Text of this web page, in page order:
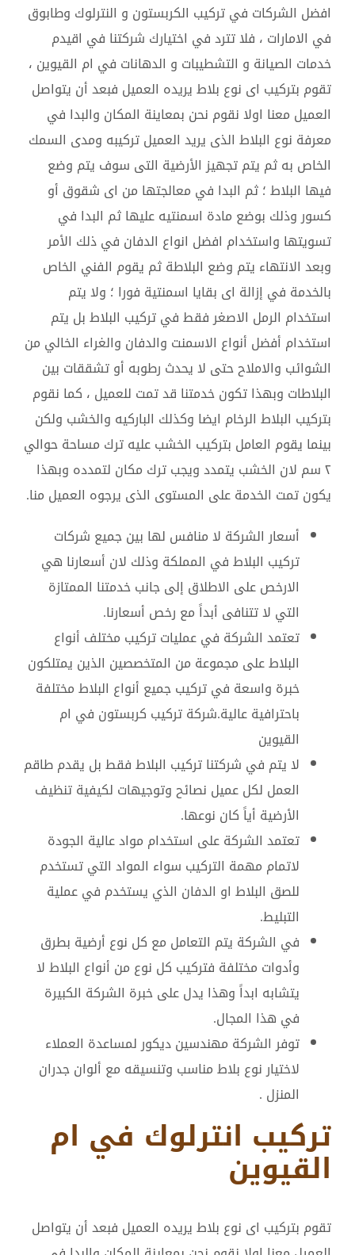
افضل الشركات في تركيب الكربستون و النترلوك وطابوق
في الامارات ، فلا تترد في اختيارك شركتنا في اقيدم
خدمات الصيانة و التشطيبات و الدهانات في ام القيوين ،
تقوم بتركيب اى نوع بلاط يريده العميل فبعد أن يتواصل
العميل معنا اولا نقوم نحن بمعاينة المكان والبدا في
معرفة نوع البلاط الذى يريد العميل تركيبه ومدى السمك
الخاص به ثم يتم تجهيز الأرضية التى سوف يتم وضع
فيها البلاط ؛ ثم البدا في معالجتها من اى شقوق أو
كسور وذلك بوضع مادة اسمنتيه عليها ثم البدا في
تسويتها واستخدام افضل انواع الدفان في ذلك الأمر
وبعد الانتهاء يتم وضع البلاطة ثم يقوم الفني الخاص
بالخدمة في إزالة اى بقايا اسمنتية فورا ؛ ولا يتم
استخدام الرمل الاصغر فقط في تركيب البلاط بل يتم
استخدام أفضل أنواع الاسمنت والدفان والغراء الخالي من
الشوائب والاملاح حتى لا يحدث رطوبه أو تشققات بين
البلاطات وبهذا تكون خدمتنا قد تمت للعميل ، كما نقوم
بتركيب البلاط الرخام ايضا وكذلك الباركيه والخشب ولكن
بينما يقوم العامل بتركيب الخشب عليه ترك مساحة حوالي
٢ سم لان الخشب يتمدد ويجب ترك مكان لتمدده وبهذا
يكون تمت الخدمة على المستوى الذى يرجوه العميل منا.
أسعار الشركة لا منافس لها بين جميع شركات
تركيب البلاط في المملكة وذلك لان أسعارنا هي
الارخص على الاطلاق إلى جانب خدمتنا الممتازة
التي لا تتنافى أبداً مع رخص أسعارنا.
تعتمد الشركة في عمليات تركيب مختلف أنواع
البلاط على مجموعة من المتخصصين الذين يمتلكون
خبرة واسعة في تركيب جميع أنواع البلاط مختلفة
باحترافية عالية.شركة تركيب كربستون في ام
القيوين
لا يتم في شركتنا تركيب البلاط فقط بل يقدم طاقم
العمل لكل عميل نصائح وتوجيهات لكيفية تنظيف
الأرضية أياً كان نوعها.
تعتمد الشركة على استخدام مواد عالية الجودة
لاتمام مهمة التركيب سواء المواد التي تستخدم
للصق البلاط او الدفان الذي يستخدم في عملية
التبليط.
في الشركة يتم التعامل مع كل نوع أرضية بطرق
وأدوات مختلفة فتركيب كل نوع من أنواع البلاط لا
يتشابه ابداً وهذا يدل على خبرة الشركة الكبيرة
في هذا المجال.
توفر الشركة مهندسين ديكور لمساعدة العملاء
لاختيار نوع بلاط مناسب وتنسيقه مع ألوان جدران
المنزل .
تركيب انترلوك في ام
القيوين
تقوم بتركيب اى نوع بلاط يريده العميل فبعد أن يتواصل